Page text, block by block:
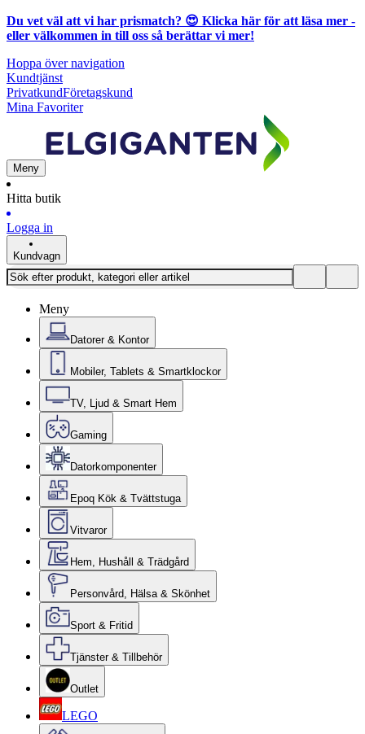
Du vet väl att vi har prismatch? 😍 Klicka här för att läsa mer -
eller välkommen in till oss så berättar vi mer!
Hoppa över navigation
Kundtjänst
PrivatkundFöretagskund
Mina Favoriter
Meny
Hitta butik
Logga in
Kundvagn
Meny
Datorer & Kontor
Mobiler, Tablets & Smartklockor
TV, Ljud & Smart Hem
Gaming
Datorkomponenter
Epoq Kök & Tvättstuga
Vitvaror
Hem, Hushåll & Trädgård
Personvård, Hälsa & Skönhet
Sport & Fritid
Tjänster & Tillbehör
Outlet
LEGO